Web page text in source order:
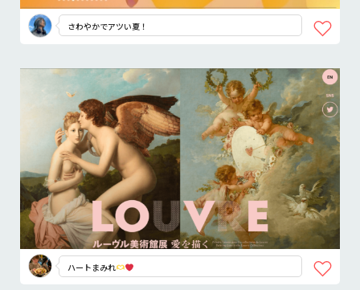
さわやかでアツい夏！
ハートまみれ